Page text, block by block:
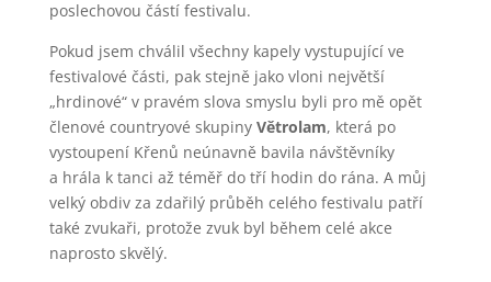
poslechovou částí festivalu.
Pokud jsem chválil všechny kapely vystupující ve
festivalové části, pak stejně jako vloni největší
„hrdinové“ v pravém slova smyslu byli pro mě opět
členové countryové skupiny Větrolam, která po
vystoupení Křenů neúnavně bavila návštěvníky
a hrála k tanci až téměř do tří hodin do rána. A můj
velký obdiv za zdařilý průběh celého festivalu patří
také zvukaři, protože zvuk byl během celé akce
naprosto skvělý.